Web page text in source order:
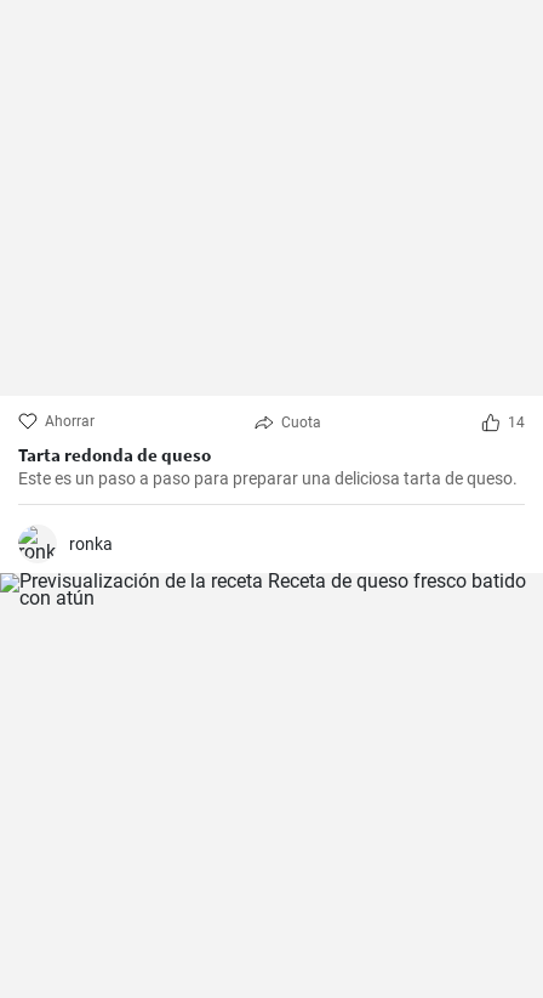
Ahorrar Cuota 14
Tarta redonda de queso
Este es un paso a paso para preparar una deliciosa tarta de queso.
ronka